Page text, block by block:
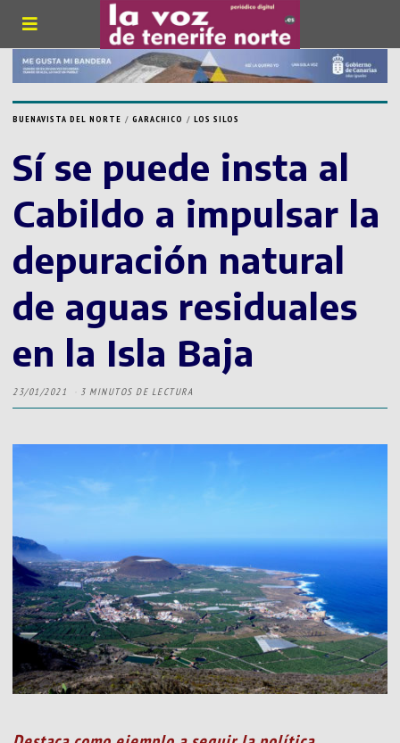
BUENAVISTA DEL NORTE / GARACHICO / LOS SILOS
Sí se puede insta al
Cabildo a impulsar la
depuración natural
de aguas residuales
en la Isla Baja
23/01/2021 3 MINUTOS DE LECTURA